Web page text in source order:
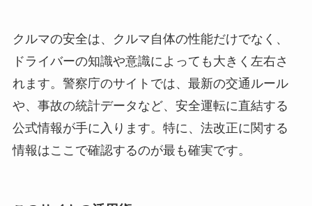
クルマの安全は、クルマ自体の性能だけでなく、
ドライバーの知識や意識によっても大きく左右さ
れます。警察庁のサイトでは、最新の交通ルール
や、事故の統計データなど、安全運転に直結する
公式情報が手に入ります。特に、法改正に関する
情報はここで確認するのが最も確実です。